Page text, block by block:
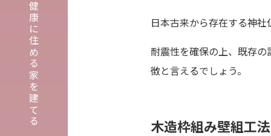
日本古来から存在する神社
耐震性を確保の上、既存
徴と言えるでしょう。
木造枠組み壁組工